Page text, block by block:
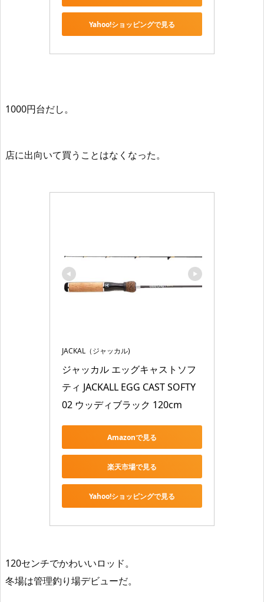
Yahoo!ショッピングで見る
1000円台だし。
店に出向いて買うことはなくなった。
JACKAL（ジャッカル)
ジャッカル エッグキャストソフ
ティ JACKALL EGG CAST SOFTY
02 ウッディブラック 120cm
Amazonで見る
楽天市場で見る
Yahoo!ショッピングで見る
120センチでかわいいロッド。
冬場は管理釣り場デビューだ。